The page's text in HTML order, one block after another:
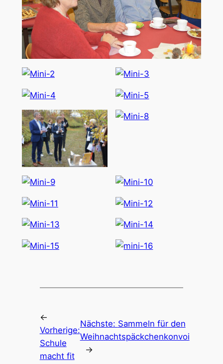
←
Vorherige:
Schule
macht fit
Nächste: Sammeln für den
Weihnachtspäckchenkonvoi
→